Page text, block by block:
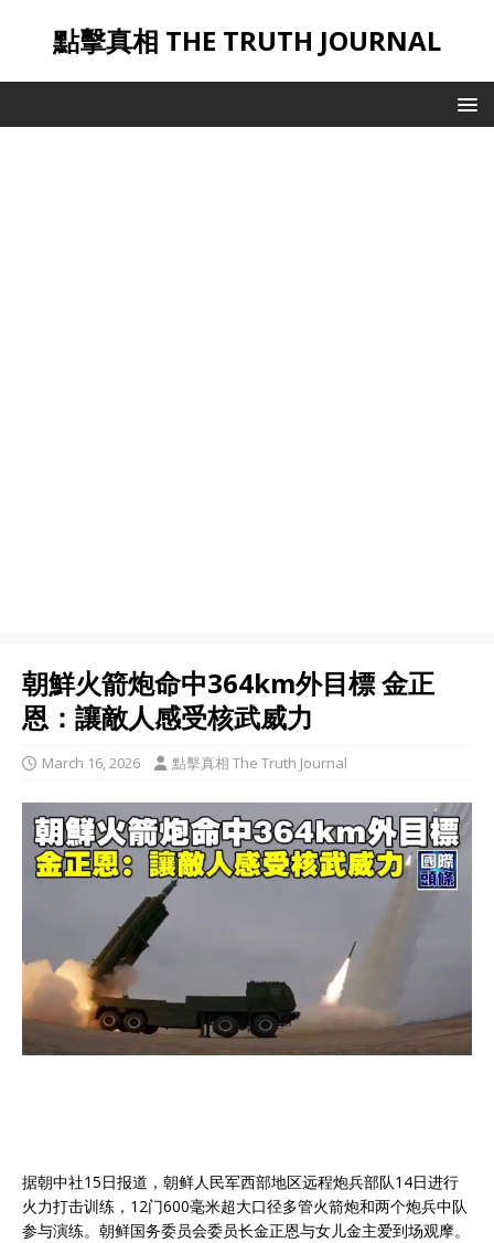
點擊真相 THE TRUTH JOURNAL
朝鮮火箭炮命中364km外目標 金正
恩：讓敵人感受核武威力
March 16, 2026 點擊真相 The Truth Journal
据朝中社15日报道，朝鲜人民军西部地区远程炮兵部队14日进行
火力打击训练，12门600毫米超大口径多管火箭炮和两个炮兵中队
参与演练。朝鲜国务委员会委员长金正恩与女儿金主爱到场观摩。